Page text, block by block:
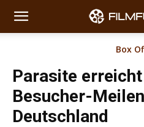
Box
Parasite erreicht
Besucher-
Deutschland